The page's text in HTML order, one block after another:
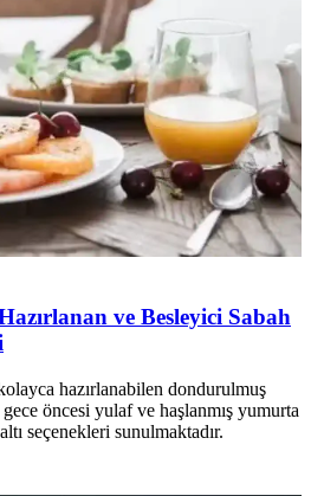
ve Besleyici Sabah
hazırlanabilen dondurulmuş
gece öncesi yulaf ve haşlanmış yumurta
seçenekleri sunulmaktadır.